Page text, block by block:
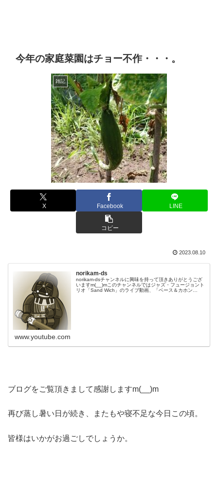
今年の家庭菜園はチョー不作・・・。
雑記
X Facebook LINE
コピー
2023.08.10
norikam-ds
norikam-dsチャンネルに興味を持って頂きありがとうござ
いますm(__)mこのチャンネルではジャズ・フュージョント
リオ「Sand Wich」のライブ動画、「ベース＆カホン
www.youtube.com
ブログをご覧頂きまして感謝しますm(__)m
再び蒸し暑い日が続き、またもや寝不足な今日この頃。
皆様はいかがお過ごしでしょうか。